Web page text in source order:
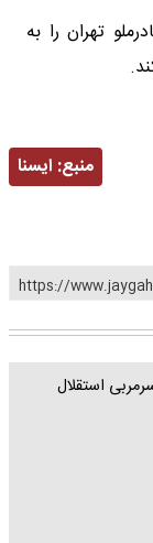
تهران را به
منبع: ايسنا
https://
استقلال